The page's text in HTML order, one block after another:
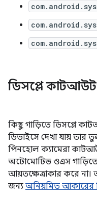
ডিসপ্লে
কিছু গাড়িতে ডিসপ্লে
ডিভাইসে দেখা যায় তার
পিনহোল ক্যামেরা
অটোমোটিভ ওএস গাড়িতে
আয়তক্ষেত্রাকার করে না।
জন্য অনিয়মিত আকারের